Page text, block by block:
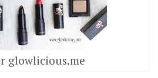
glowlicious.me